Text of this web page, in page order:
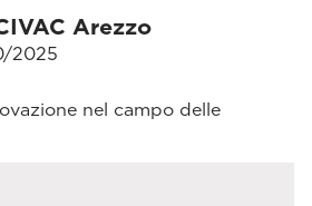
Arezzo
2025
nel campo delle